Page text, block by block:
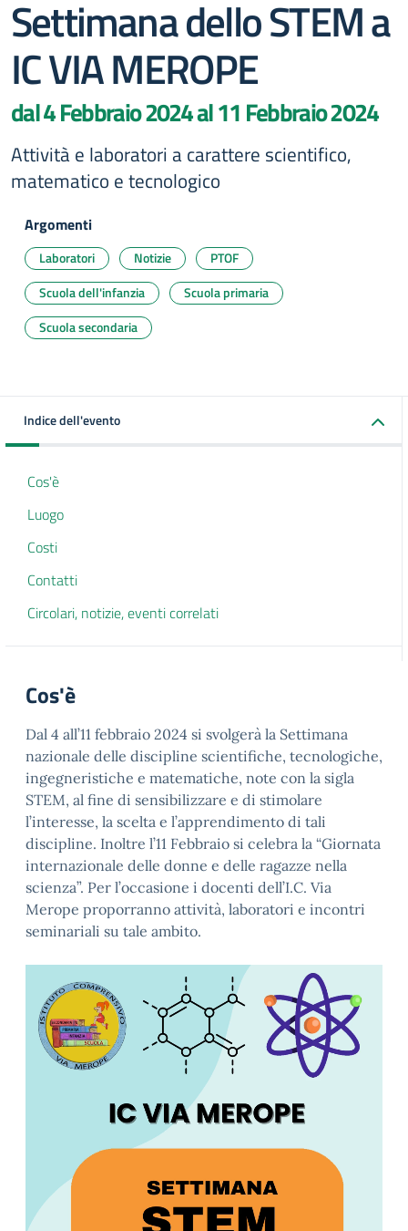
Settimana dello STEM a
IC VIA MEROPE
dal 4 Febbraio 2024 al 11 Febbraio 2024
Attività e laboratori a carattere scientifico,
matematico e tecnologico
Argomenti
Laboratori Notizie
PTOF
Scuola dell'infanzia
Scuola primaria
Scuola secondaria
Indice dell'evento
Cos'è
Luogo
Costi
Contatti
Circolari, notizie, eventi correlati
Cos'è
Dal 4 all’11 febbraio 2024 si svolgerà la Settimana
nazionale delle discipline scientifiche, tecnologiche,
ingegneristiche e matematiche, note con la sigla
STEM, al fine di sensibilizzare e di stimolare
l’interesse, la scelta e l’apprendimento di tali
discipline. Inoltre l’11 Febbraio si celebra la “Giornata
internazionale delle donne e delle ragazze nella
scienza”. Per l’occasione i docenti dell’I.C. Via
Merope proporranno attività, laboratori e incontri
seminariali su tale ambito.
Player